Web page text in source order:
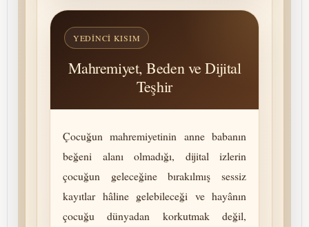
YEDINCI KISIM
Mah­remiyet, Beden ve Dijital
Teşhir
Çocuğun mah­remiyetinin anne babanın
beğeni alanı olmadığı, dijital izlerin
çocuğun geleceğine bırakılmış sessiz
kayıtlar hâline gelebileceği ve hayânın
çocuğu dünyadan korkutmak değil,